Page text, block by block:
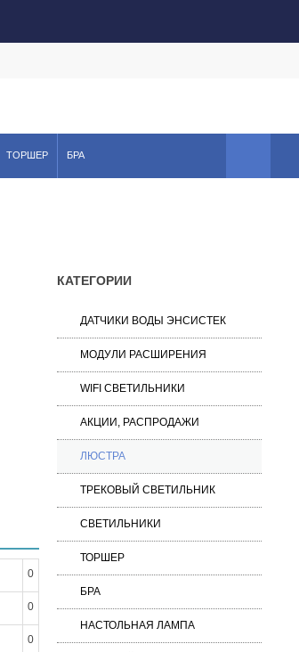
ТОРШЕР БРА
КАТЕГОРИИ
ДАТЧИКИ ВОДЫ ЭНСИСТЕК
МОДУЛИ РАСШИРЕНИЯ
WIFI СВЕТИЛЬНИКИ
АКЦИИ, РАСПРОДАЖИ
ЛЮСТРА
ТРЕКОВЫЙ СВЕТИЛЬНИК
СВЕТИЛЬНИКИ
ТОРШЕР
БРА
НАСТОЛЬНАЯ ЛАМПА
0
0
0